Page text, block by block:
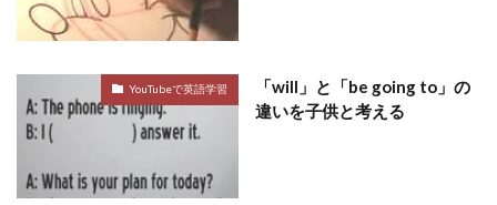
YouTubeで英語学習
「will」と「be going to」の
違いを子供と考える